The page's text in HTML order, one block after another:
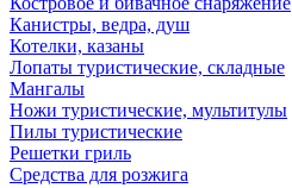
Канистры, ведра, душ
Котелки, казаны
Лопаты туристические, складные
Мангалы
Ножи туристические, мультитулы
Пилы туристические
Решетки гриль
Средства для розжига